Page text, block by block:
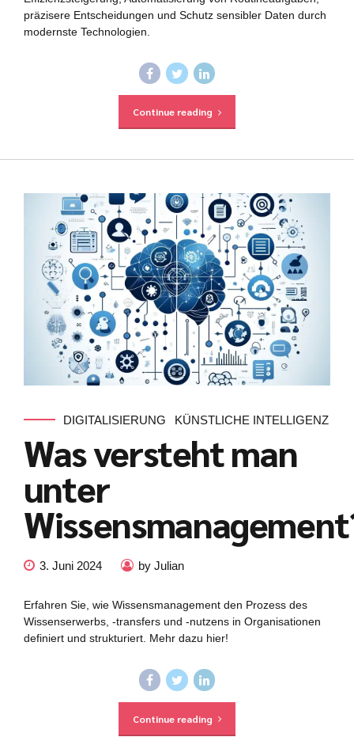
präzisere Entscheidungen und Schutz sensibler Daten durch
modernste Technologien.
Continue reading
DIGITALISIERUNG KÜNSTLICHE INTELLIGENZ
Was versteht man
unter
3. Juni 2024 by Julian
Erfahren Sie, wie Wissensmanagement den Prozess des
Wissenserwerbs, -transfers und -nutzens in Organisationen
definiert und strukturiert. Mehr dazu hier!
Continue reading